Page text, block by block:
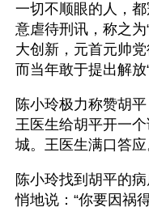
一切不顺眼的人，都
意虐待刑讯，称之为
大创新，元首元帅
而当年敢于提出解放
陈小玲极力称赞胡
王医生给胡平开一个
城。王医生满口答应
陈小玲找到胡平的
悄地说：“你要因祸